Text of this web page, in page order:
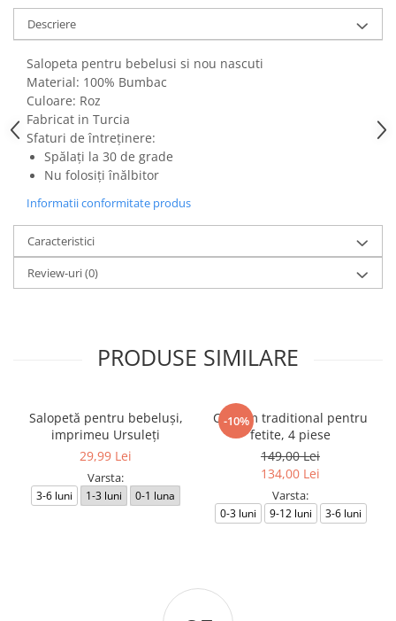
Descriere
Salopeta pentru bebelusi si nou nascuti
Material: 100% Bumbac
Culoare: Roz
Fabricat in Turcia
Sfaturi de întreținere:
Spălați la 30 de grade
Nu folosiți înălbitor
Informatii conformitate produs
Caracteristici
Review-uri(0)
PRODUSE SIMILARE
Salopetă pentru bebeluși,
imprimeu Ursuleți
29,99 Lei
Varsta:
3-6 luni 1-3 luni 0-1 luna
-10%
Costum traditional pentru
fetite, 4 piese
149,00 Lei
134,00 Lei
Varsta:
0-3 luni 9-12 luni 3-6 luni